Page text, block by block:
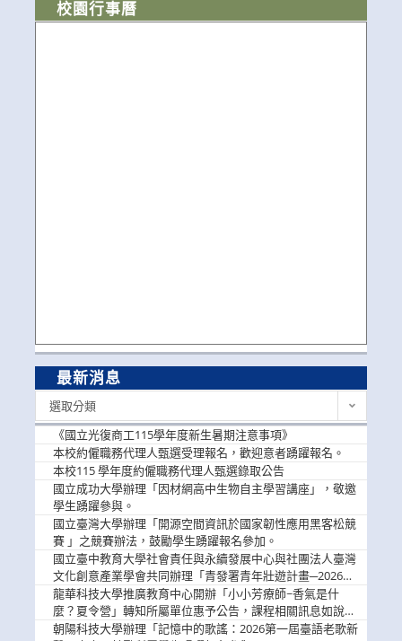
校園行事曆
最新消息
選取分類
《國立光復商工115學年度新生暑期注意事項》
本校約僱職務代理人甄選受理報名，歡迎意者踴躍報名。
本校115 學年度約僱職務代理人甄選錄取公告
國立成功大學辦理「因材網高中生物自主學習講座」，敬邀
學生踴躍參與。
國立臺灣大學辦理「開源空間資訊於國家韌性應用黑客松競
賽 」之競賽辦法，鼓勵學生踴躍報名參加。
國立臺中教育大學社會責任與永續發展中心與社團法人臺灣
文化創意產業學會共同辦理「青發署青年壯遊計畫─2026臺
中舊城都市建築文化體驗」活動，敬邀學生踴躍報名參加，
公告周知。
龍華科技大學推廣教育中心開辦「小小芳療師~香氣是什
麼？夏令營」轉知所屬單位惠予公告，課程相關訊息如說
明。
朝陽科技大學辦理「記憶中的歌謠：2026第一屆臺語老歌新